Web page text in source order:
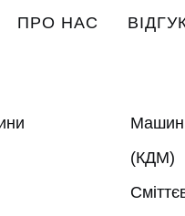
ПРО НАС
(КДМ)